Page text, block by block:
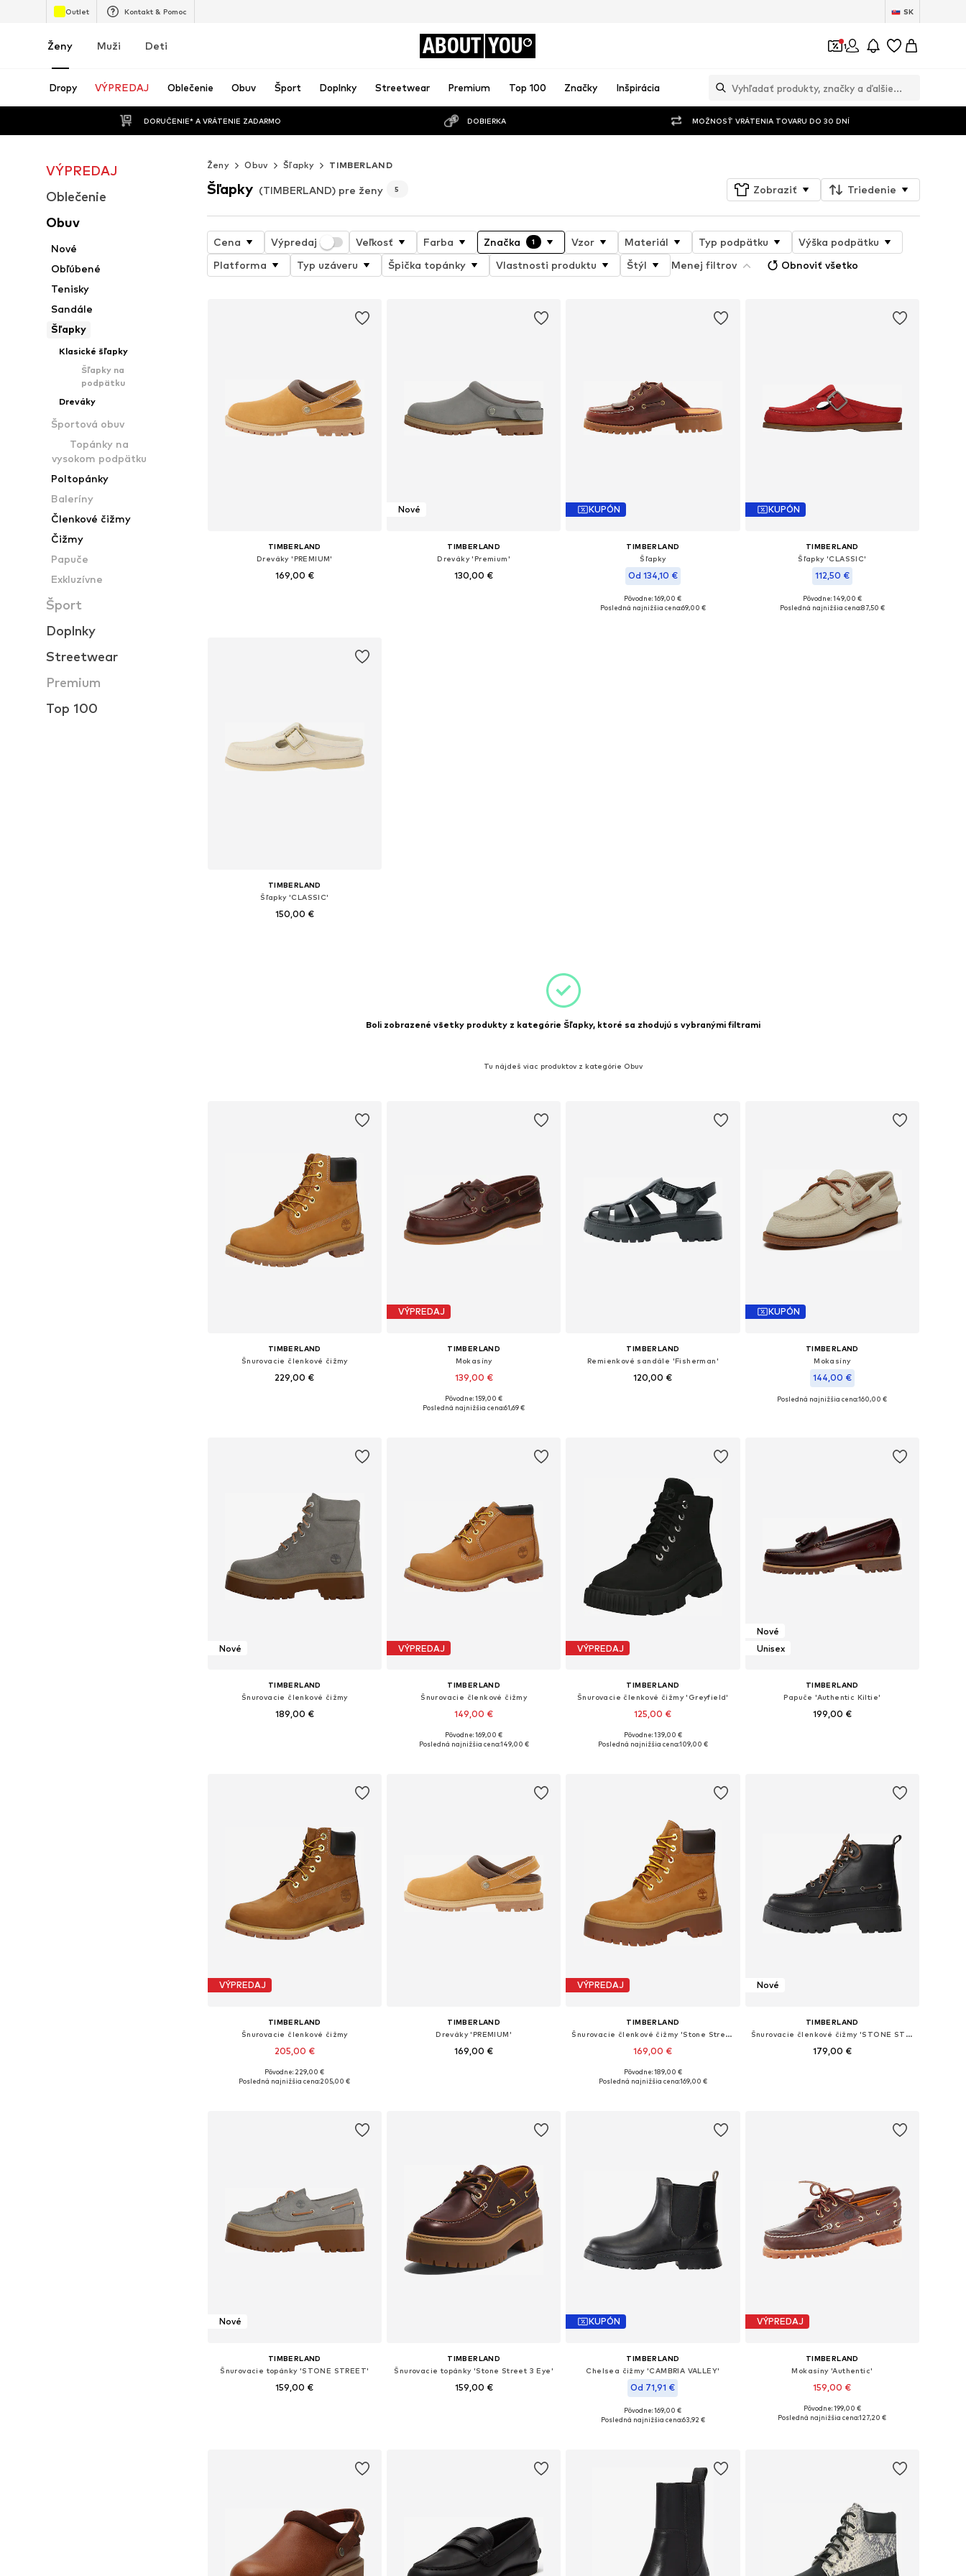
Outlet Kontakt & Pomoc SK
Ženy Muži Deti ABOUT YOU 1
Dropy VÝPREDAJ Oblečenie Obuv Šport Doplnky Streetwear Premium Top 100 Značky Inšpirácia
DORUČENIE* A VRÁTENIE ZADARMO DOBIERKA MOŽNOSŤ VRÁTENIA TOVARU DO 30 DNÍ
VÝPREDAJ
Oblečenie
Obuv
Nové
Obľúbené
Tenisky
Sandále
Šľapky
Klasické šľapky
Šľapky na
podpätku
Dreváky
Športová obuv
Topánky na
vysokom podpätku
Poltopánky
Baleríny
Členkové čižmy
Čižmy
Papuče
Exkluzívne
Šport
Doplnky
Streetwear
Premium
Top 100
Ženy Obuv Šľapky TIMBERLAND
Šľapky (TIMBERLAND) pre ženy 5 Zobraziť Triedenie
Cena Výpredaj Veľkosť Farba Značka 1 Vzor Materiál Typ podpätku
Výška podpätku
Platforma
Typ uzáveru Špička topánky Vlastnosti produktu Štýl Menej filtrov Obnoviť všetko
TIMBERLAND
Dreváky 'PREMIUM'
169,00 €
Nové
TIMBERLAND
Dreváky 'Premium'
130,00 €
KUPÓN
TIMBERLAND
Šľapky
Od 134,10 €
Dostupné veľkosti: 37, 37,5, 38, 40, 41,5
Pôvodne: 169,00 €
Posledná najnižšia cena:69,00 €
KUPÓN
TIMBERLAND
Šľapky 'CLASSIC'
112,50 €
Dostupné veľkosti: 38,5
Pôvodne: 149,00 €
Posledná najnižšia cena:87,50 €
TIMBERLAND
Šľapky 'CLASSIC'
150,00 €
Boli zobrazené všetky produkty z kategórie Šľapky, ktoré sa zhodujú s vybranými filtrami
Tu nájdeš viac produktov z kategórie Obuv
TIMBERLAND
Šnurovacie členkové čižmy
229,00 €
VÝPREDAJ
TIMBERLAND
Mokasíny
139,00 €
+4
Dostupné v mnohých veľkostiach
Pôvodne: 159,00 €
Posledná najnižšia cena:61,69 €
TIMBERLAND
Remienkové sandále 'Fisherman'
120,00 €
KUPÓN
TIMBERLAND
Mokasíny
144,00 €
Dostupné veľkosti: 37, 38, 39, 39,5
Posledná najnižšia cena:160,00 €
Nové
TIMBERLAND
Šnurovacie členkové čižmy
189,00 €
VÝPREDAJ
TIMBERLAND
Šnurovacie členkové čižmy
149,00 €
Dostupné v mnohých veľkostiach
Pôvodne: 169,00 €
Posledná najnižšia cena:149,00 €
VÝPREDAJ
TIMBERLAND
Šnurovacie členkové čižmy 'Greyfield'
125,00 €
Dostupné v mnohých veľkostiach
Pôvodne: 139,00 €
Posledná najnižšia cena:109,00 €
Nové
Unisex
TIMBERLAND
Papuče 'Authentic Kiltie'
199,00 €
VÝPREDAJ
TIMBERLAND
Šnurovacie členkové čižmy
205,00 €
Dostupné v mnohých veľkostiach
Pôvodne: 229,00 €
Posledná najnižšia cena:205,00 €
TIMBERLAND
Dreváky 'PREMIUM'
169,00 €
VÝPREDAJ
TIMBERLAND
Šnurovacie členkové čižmy 'Stone Street 6-Inch'
169,00 €
Dostupné v mnohých veľkostiach
Pôvodne: 189,00 €
Posledná najnižšia cena:169,00 €
Nové
TIMBERLAND
Šnurovacie členkové čižmy 'STONE STREET'
179,00 €
Nové
TIMBERLAND
Šnurovacie topánky 'STONE STREET'
159,00 €
TIMBERLAND
Šnurovacie topánky 'Stone Street 3 Eye'
159,00 €
KUPÓN
TIMBERLAND
Chelsea čižmy 'CAMBRIA VALLEY'
Od 71,91 €
Dostupné v mnohých veľkostiach
Pôvodne: 169,00 €
Posledná najnižšia cena:63,92 €
VÝPREDAJ
TIMBERLAND
Mokasíny 'Authentic'
159,00 €
Dostupné v mnohých veľkostiach
Pôvodne: 199,00 €
Posledná najnižšia cena:127,20 €